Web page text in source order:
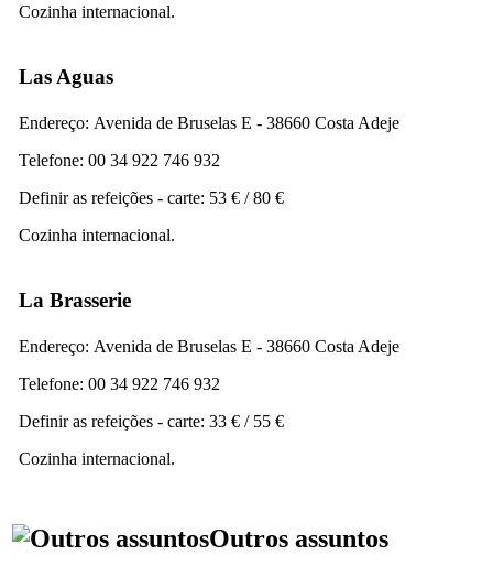
Cozinha internacional.
Las Aguas
Endereço: Avenida de Bruselas E - 38660 Costa Adeje
Telefone: 00 34 922 746 932
Definir as refeições - carte: 53 € / 80 €
Cozinha internacional.
La Brasserie
Endereço: Avenida de Bruselas E - 38660 Costa Adeje
Telefone: 00 34 922 746 932
Definir as refeições - carte: 33 € / 55 €
Cozinha internacional.
Outros assuntos